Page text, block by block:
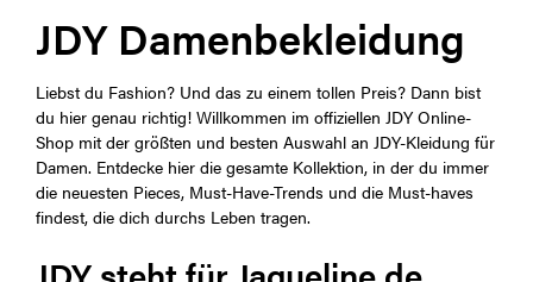
JDY Damenbekleidung
Liebst du Fashion? Und das zu einem tollen Preis? Dann bist
du hier genau richtig! Willkommen im offiziellen JDY Online-
Shop mit der größten und besten Auswahl an JDY-Kleidung für
Damen. Entdecke hier die gesamte Kollektion, in der du immer
die neuesten Pieces, Must-Have-Trends und die Must-haves
findest, die dich durchs Leben tragen.